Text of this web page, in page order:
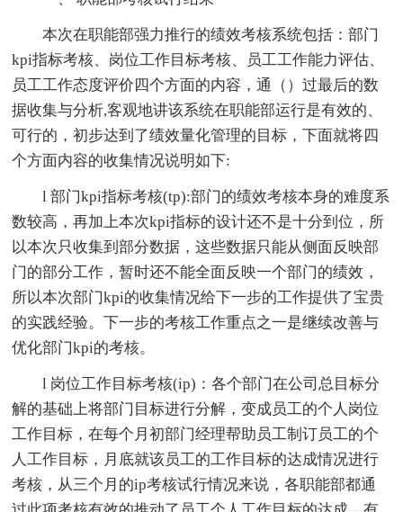
本次在职能部强力推行的绩效考核系统包括：部门
kpi指标考核、岗位工作目标考核、员工工作能力评估、
员工工作态度评价四个方面的内容，通（）过最后的数
据收集与分析,客观地讲该系统在职能部运行是有效的、
可行的，初步达到了绩效量化管理的目标，下面就将四
个方面内容的收集情况说明如下:
l 部门kpi指标考核(tp):部门的绩效考核本身的难度系
数较高，再加上本次kpi指标的设计还不是十分到位，所
以本次只收集到部分数据，这些数据只能从侧面反映部
门的部分工作，暂时还不能全面反映一个部门的绩效，
所以本次部门kpi的收集情况给下一步的工作提供了宝贵
的实践经验。下一步的考核工作重点之一是继续改善与
优化部门kpi的考核。
l 岗位工作目标考核(ip)：各个部门在公司总目标分
解的基础上将部门目标进行分解，变成员工的个人岗位
工作目标，在每个月初部门经理帮助员工制订员工的个
人工作目标，月底就该员工的工作目标的达成情况进行
考核，从三个月的ip考核试行情况来说，各职能部都通